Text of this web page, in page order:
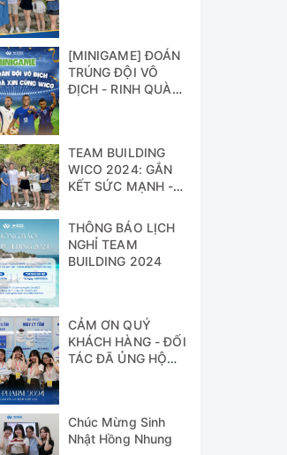
[MINIGAME] ĐOÁN
TRÚNG ĐỘI VÔ
ĐỊCH - RINH QUÀ
TEAM BUILDING
WICO 2024: GẮN
KẾT SỨC MẠNH -
THÀNH CÔNG
THÔNG BÁO LỊCH
NGHỈ TEAM
BUILDING 2024
CẢM ƠN QUÝ
KHÁCH HÀNG - ĐỐI
TÁC ĐÃ ỦNG HỘ
Chúc Mừng Sinh
Nhật Hồng Nhung